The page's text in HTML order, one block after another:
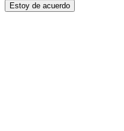
Estoy de acuerdo